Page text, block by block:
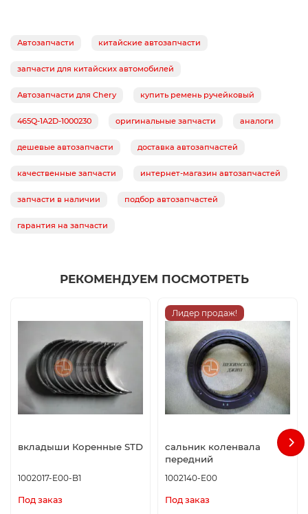
Автозапчасти китайские автозапчасти
запчасти для китайских автомобилей
Автозапчасти для Chery купить ремень ручейковый
465Q-1A2D-1000230 оригинальные запчасти аналоги
дешевые автозапчасти доставка автозапчастей
качественные запчасти интернет-магазин автозапчастей
запчасти в наличии подбор автозапчастей
гарантия на запчасти
РЕКОМЕНДУЕМ ПОСМОТРЕТЬ
вкладыши Коренные STD
1002017-E00-B1
Под заказ
Лидер продаж!
сальник коленвала
передний
1002140-E00
Под заказ